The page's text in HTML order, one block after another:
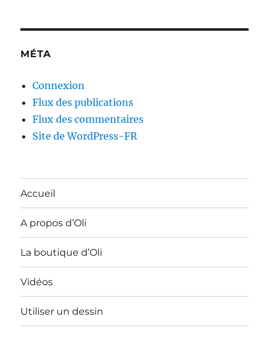
MÉTA
Connexion
Flux des publications
Flux des commentaires
Site de WordPress-FR
Accueil
A propos d’Oli
La boutique d’Oli
Vidéos
Utiliser un dessin